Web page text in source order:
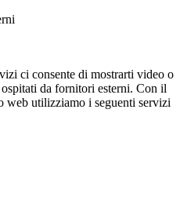
ci consente di mostrarti video o
da fornitori esterni. Con il
web utilizziamo i seguenti servizi